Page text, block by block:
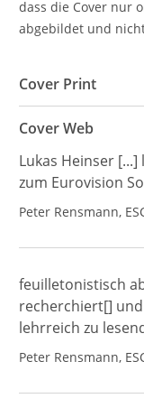
dass die Cover nur
abgebildet und
Cover Print
Cover Web
Lukas Heinser
zum Eurovision
Peter Rensmann,
feuilletonistisch
recherchiert[]
lehrreich zu
Peter Rensmann,